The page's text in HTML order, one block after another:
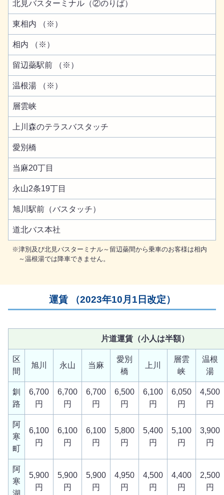
北見バスターミナル（②のりば）
東相内 （※）
相内 （※）
留辺蘂駅前 （※）
温根湯 （※）
層雲峡
上川森のテラスバスタッチ
愛別橋
当麻20丁目
永山2条19丁目
旭川駅前（バスタッチ）
道北バス本社
津別及び北見バスターミナル～留辺蘂間から乗車のお客様は相内
～温根湯では降車できません。
運賃 （2023年10月1日改定）
片道運賃（小人は半額）
区
間
旭川 永山 当麻
愛別
橋
上川
層雲
峡
温根
湯
釧
路
6,700
円
6,700
円
6,700
円
6,500
円
6,100
円
6,050
円
4,500
円
阿
寒
町
6,100
円
6,100
円
6,100
円
5,800
円
5,400
円
5,100
円
3,900
円
阿
寒
湖
5,900
円
5,900
円
5,900
円
4,950
円
4,500
円
4,400
円
2,500
円